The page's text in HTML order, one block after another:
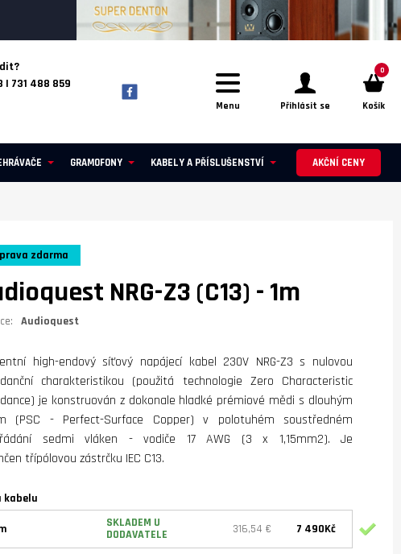
| 731 488 859
Menu Přihlásit se
0
Košík
GRAMOFONY KABELY A PŘÍSLUŠENSTVÍ AKČNÍ CENY
zdarma
NRG-Z3 (C13) - 1m
Audioquest
high-endový síťový napájecí kabel 230V NRG-Z3 s nulovou
charakteristikou (použitá technologie Zero Characteristic
je konstruován z dokonale hladké prémiové mědi s dlouhým
(PSC - Perfect-Surface Copper) v polotuhém soustředném
sedmi vláken - vodiče 17 AWG (3 x 1,15mm2). Je
třípólovou zástrčku IEC C13.
kabelu
SKLADEM U
DODAVATELE
316,54 € 7 490Kč